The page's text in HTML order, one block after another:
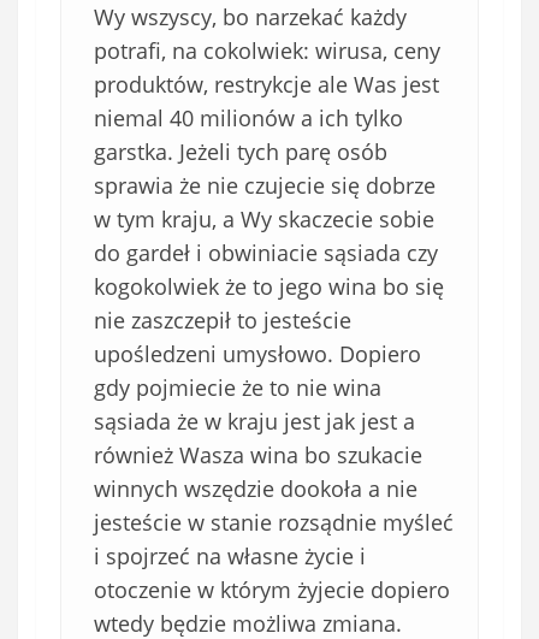
Wy wszyscy, bo narzekać każdy
potrafi, na cokolwiek: wirusa, ceny
produktów, restrykcje ale Was jest
niemal 40 milionów a ich tylko
garstka. Jeżeli tych parę osób
sprawia że nie czujecie się dobrze
w tym kraju, a Wy skaczecie sobie
do gardeł i obwiniacie sąsiada czy
kogokolwiek że to jego wina bo się
nie zaszczepił to jesteście
upośledzeni umysłowo. Dopiero
gdy pojmiecie że to nie wina
sąsiada że w kraju jest jak jest a
również Wasza wina bo szukacie
winnych wszędzie dookoła a nie
jesteście w stanie rozsądnie myśleć
i spojrzeć na własne życie i
otoczenie w którym żyjecie dopiero
wtedy będzie możliwa zmiana.